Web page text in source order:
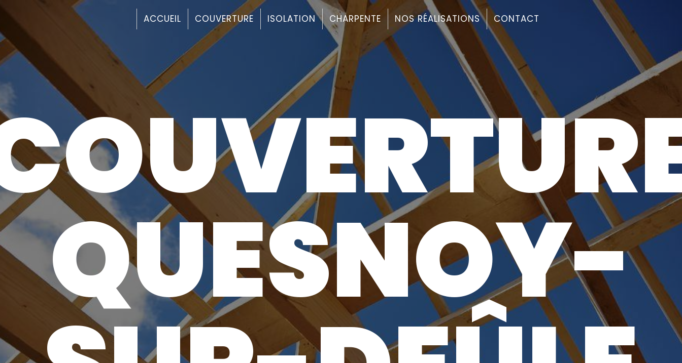
ACCUEIL COUVERTURE ISOLATION CHARPENTE NOS RÉALISATIONS CONTACT
QUESNOY-
Panneau de gestion des cookies